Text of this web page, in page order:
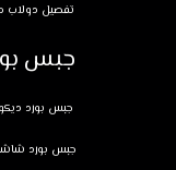
تفصيل دولاب
جبس
جبس بورد
جبس بورد